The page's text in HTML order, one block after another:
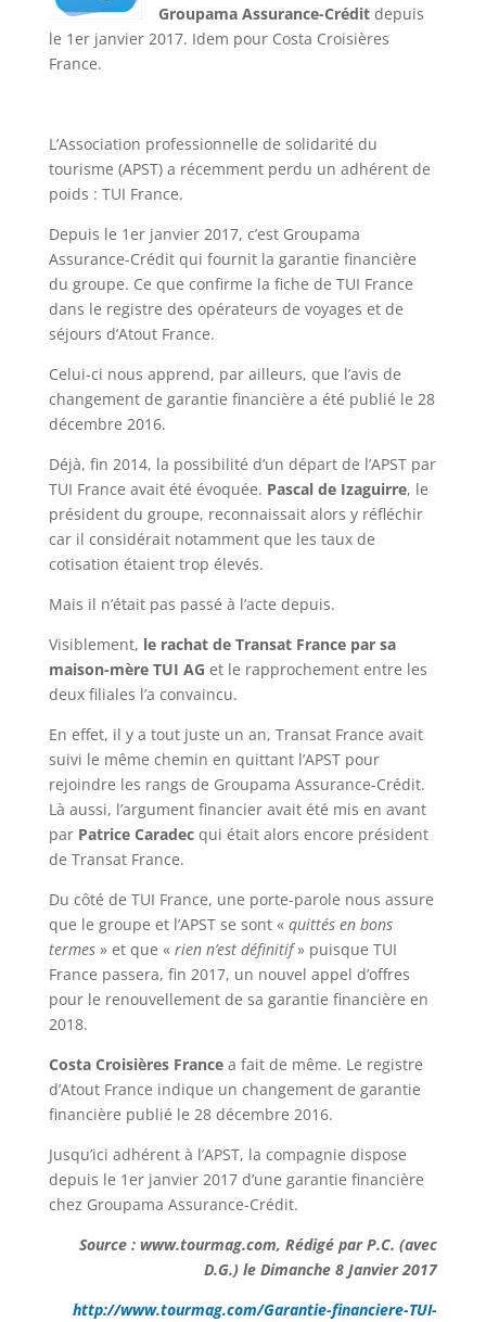
Groupama Assurance-Créditdepuis
le 1er janvier 2017. Idem pour Costa Croisières
France.
L’Association professionnelle de solidarité du
tourisme (APST) a récemment perdu un adhérent de
poids : TUI France.
Depuis le 1er janvier 2017, c’est Groupama
Assurance-Crédit qui fournit la garantie financière
du groupe. Ce que confirme la fiche de TUI France
dans le registre des opérateurs de voyages et de
séjours d’Atout France.
Celui-ci nous apprend, par ailleurs, que l’avis de
changement de garantie financière a été publié le 28
décembre 2016.
Déjà, fin 2014, la possibilité d’un départ de l’APST par
TUI France avait été évoquée. Pascal de Izaguirre, le
président du groupe, reconnaissait alors y réfléchir
car il considérait notamment que les taux de
cotisation étaient trop élevés.
Mais il n’était pas passé à l’acte depuis.
Visiblement, le rachat de Transat France par sa
maison-mère TUI AG et le rapprochement entre les
deux filiales l’a convaincu.
En effet, il y a tout juste un an, Transat France avait
suivi le même chemin en quittant l’APST pour
rejoindre les rangs de Groupama Assurance-Crédit.
Là aussi, l’argument financier avait été mis en avant
par Patrice Caradecqui était alors encore président
de Transat France.
Du côté de TUI France, une porte-parole nous assure
que le groupe et l’APST se sont « quittés en bons
termes» et que « rien n’est définitif» puisque TUI
France passera, fin 2017, un nouvel appel d’offres
pour le renouvellement de sa garantie financière en
2018.
Costa Croisières Francea fait de même. Le registre
d’Atout France indique un changement de garantie
financière publié le 28 décembre 2016.
Jusqu’ici adhérent à l’APST, la compagnie dispose
depuis le 1er janvier 2017 d’une garantie financière
chez Groupama Assurance-Crédit.
Source : www.tourmag.com, Rédigé par P.C. (avec
D.G.) le Dimanche 8 Janvier 2017
http://www.tourmag.com/Garantie-financiere-TUI-